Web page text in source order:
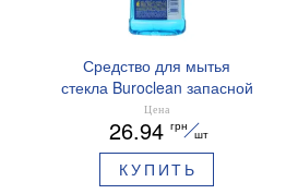
Средство для мытья
стекла Buroclean запасной
500мл морская свежесть
10700603
Цена
26.94 грн
шт
КУПИТЬ